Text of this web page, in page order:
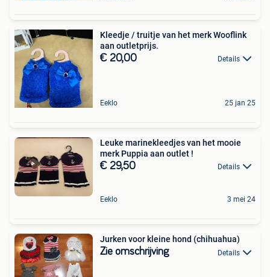
Kleedje / truitje van het merk Wooflink
aan outletprijs.
€ 20,00 Details
Eeklo 25 jan 25
Leuke marinekleedjes van het mooie
merk Puppia aan outlet !
€ 29,50 Details
Eeklo 3 mei 24
Jurken voor kleine hond (chihuahua)
Zie omschrijving Details